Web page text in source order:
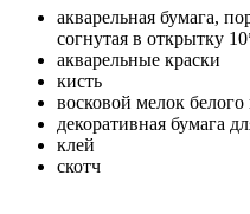
акварельная бумага,
согнутая в открытку
акварельные краски
кисть
восковой мелок белого
декоративная бумага
клей
скотч